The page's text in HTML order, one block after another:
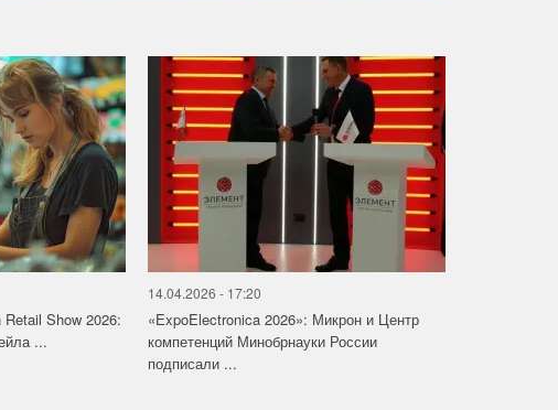
Show 2026:
...
14.04.2026 - 17:20
«ExpoElectronica 2026»: Микрон и Центр
компетенций Минобрнауки России
подписали ...